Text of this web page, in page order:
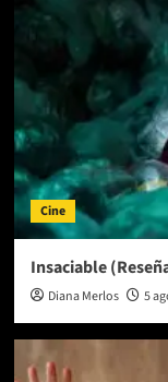
Cine
Insaciable
Diana Merlos 5